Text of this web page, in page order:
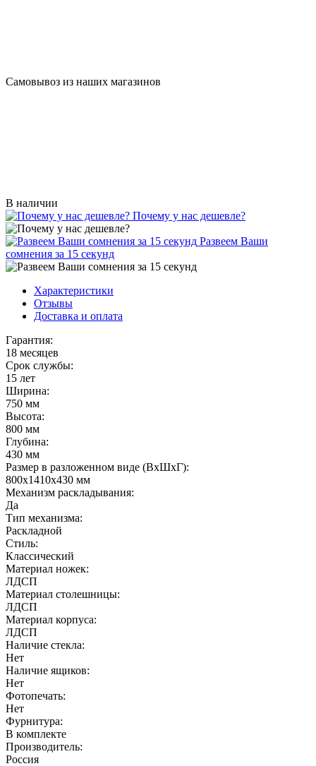
Самовывоз из наших магазинов
В наличии
Почему у нас дешевле?
Развеем Ваши
сомнения за 15 секунд
Характеристики
Отзывы
Доставка и оплата
Гарантия:
18 месяцев
Срок службы:
15 лет
Ширина:
750 мм
Высота:
800 мм
Глубина:
430 мм
Размер в разложенном виде (ВхШхГ):
800х1410х430 мм
Механизм раскладывания:
Да
Тип механизма:
Раскладной
Стиль:
Классический
Материал ножек:
ЛДСП
Материал столешницы:
ЛДСП
Материал корпуса:
ЛДСП
Наличие стекла:
Нет
Наличие ящиков:
Нет
Фотопечать:
Нет
Фурнитура:
В комплекте
Производитель:
Россия